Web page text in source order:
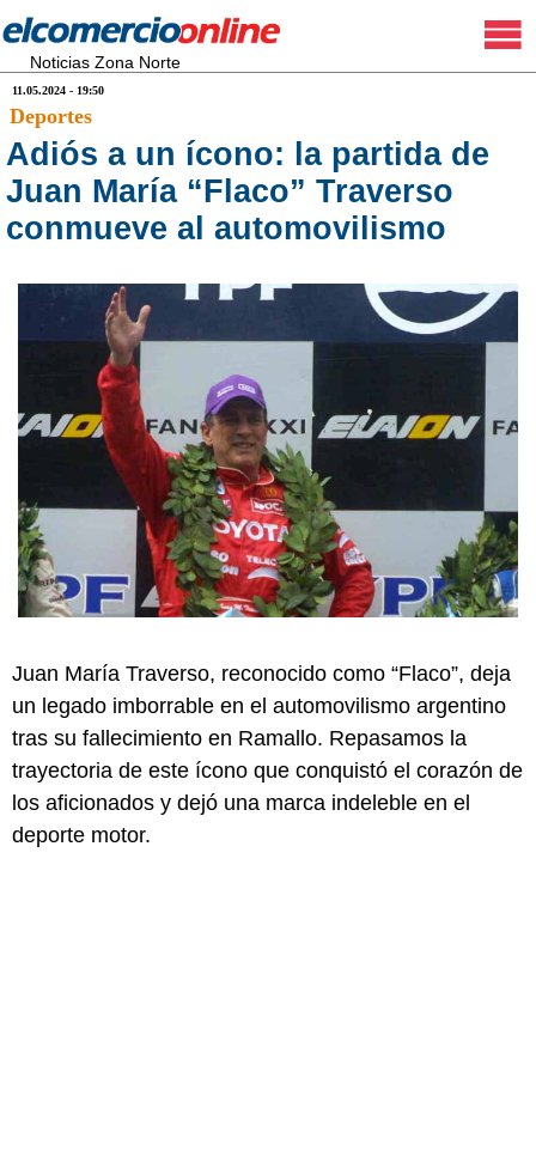
Noticias Zona Norte
11.05.2024 - 19:50
Deportes
Adiós a un ícono: la partida de
Juan María “Flaco” Traverso
conmueve al automovilismo
Juan María Traverso, reconocido como “Flaco”, deja
un legado imborrable en el automovilismo argentino
tras su fallecimiento en Ramallo. Repasamos la
trayectoria de este ícono que conquistó el corazón de
los aficionados y dejó una marca indeleble en el
deporte motor.